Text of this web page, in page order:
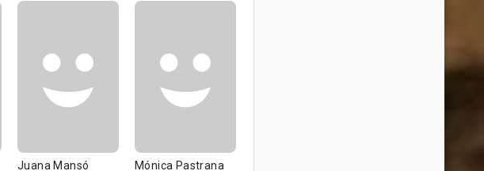
Juana Mansó Mónica Pastrana